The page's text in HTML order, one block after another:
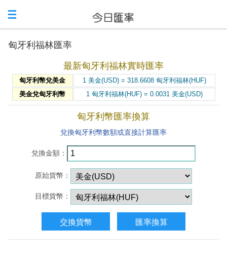
匈牙利福林匯率
最新匈牙利福林實時匯率
匈牙利幣兌美金
1 美金(USD) = 318.6608 匈牙利福林(HUF)
美金兌匈牙利幣
1 匈牙利福林(HUF) = 0.0031 美金(USD)
匈牙利幣匯率換算
兌換匈牙利幣數額或直接計算匯率
兌換金額：
原始貨幣：
目標貨幣：